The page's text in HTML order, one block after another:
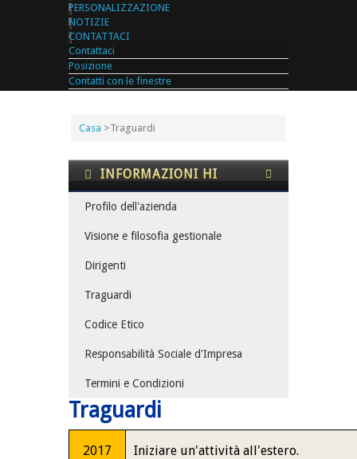
PERSONALIZZAZIONE
NOTIZIE
CONTATTACI
Contattaci
Posizione
Contatti con le finestre
Casa >Traguardi
INFORMAZIONI HI
Profilo dell'azienda
Visione e filosofia gestionale
Dirigenti
Traguardi
Codice Etico
Responsabilità Sociale d'Impresa
Termini e Condizioni
Traguardi
2017 Iniziare un'attività all'estero.